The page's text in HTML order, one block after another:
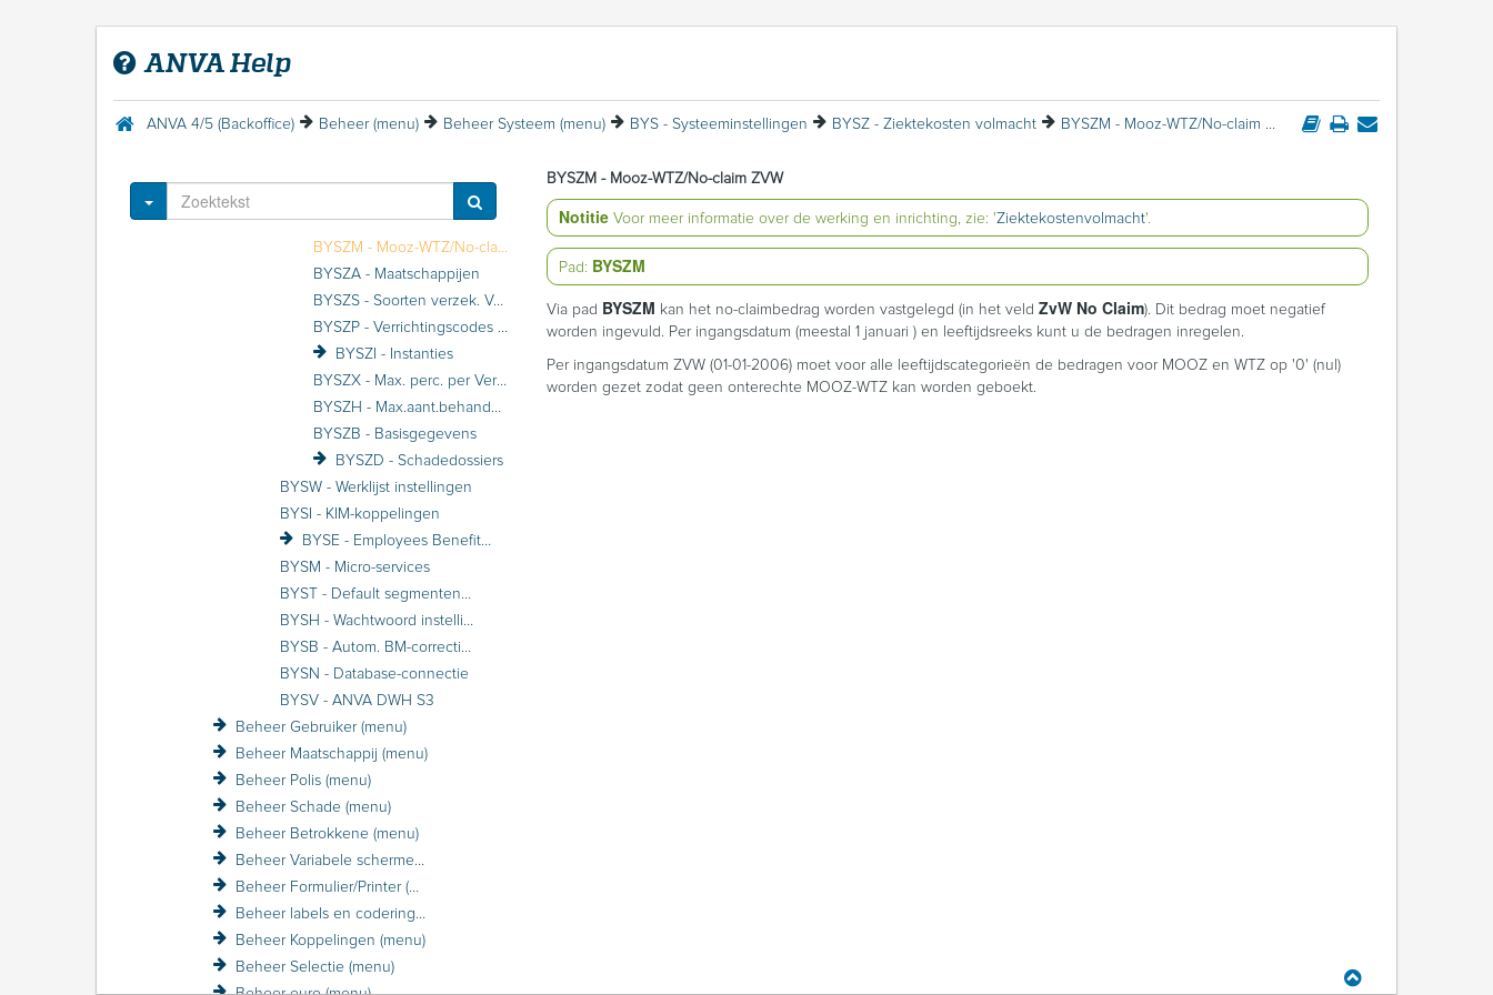
ANVA Help
ANVA 4/5 (Backoffice) Beheer (menu) Beheer Systeem (menu) BYS - Systeeminstellingen BYSZ - Ziektekosten volmacht BYSZM - Mooz-WTZ/No-claim ZVW
Toggle Dropdown
BYS - Systeeminstellingen
BYSS - Stuurcodes
BYSX - Externe applicaties
BYSZ - Ziektekosten volmacht
BYSZA - Maatschappijen
BYSZS - Soorten verzek. Vektis/ZVW/Max. bedragen
BYSZP - Verrichtingscodes (Prest.code,Indic.NC/ER/Orthod.)
BYSZI - Instanties
BYSZX - Max. perc. per Verrichtingscode/Dekking
BYSZH - Max.aant.behandelingen per Stat.prest/Dekking
BYSZB - Basisgegevens
BYSZD - Schadedossiers
BYSW - Werklijst instellingen
BYSI - KIM-koppelingen
BYSE - Employees Benefits-volmacht
BYSM - Micro-services
BYST - Default segmenten toewijzen
BYSH - Wachtwoord instellingen
BYSB - Autom. BM-correctie defaults
BYSN - Database-connectie
BYSV - ANVA DWH S3
Beheer Gebruiker (menu)
Beheer Maatschappij (menu)
Beheer Polis (menu)
Beheer Schade (menu)
Beheer Betrokkene (menu)
Beheer Variabele schermen (menu)
Beheer Formulier/Printer (menu)
Beheer labels en coderingen (menu)
Beheer Koppelingen (menu)
Beheer Selectie (menu)
BYSZM - Mooz-WTZ/No-claim ZVW
Notitie Voor meer informatie over de werking en inrichting, zie: 'Ziektekostenvolmacht'.
Pad: BYSZM
Via pad BYSZM kan het no-claimbedrag worden vastgelegd (in het veld ZvW No Claim). Dit bedrag moet negatief
worden ingevuld. Per ingangsdatum (meestal 1 januari ) en leeftijdsreeks kunt u de bedragen inregelen.
Per ingangsdatum ZVW (01-01-2006) moet voor alle leeftijdscategorieën de bedragen voor MOOZ en WTZ op '0' (nul)
worden gezet zodat geen onterechte MOOZ-WTZ kan worden geboekt.